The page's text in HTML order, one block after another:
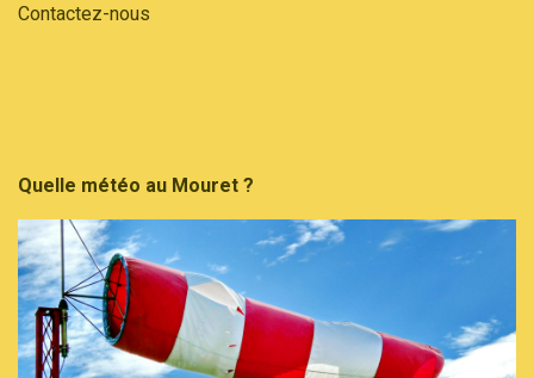
Contactez-nous
Quelle météo au Mouret ?